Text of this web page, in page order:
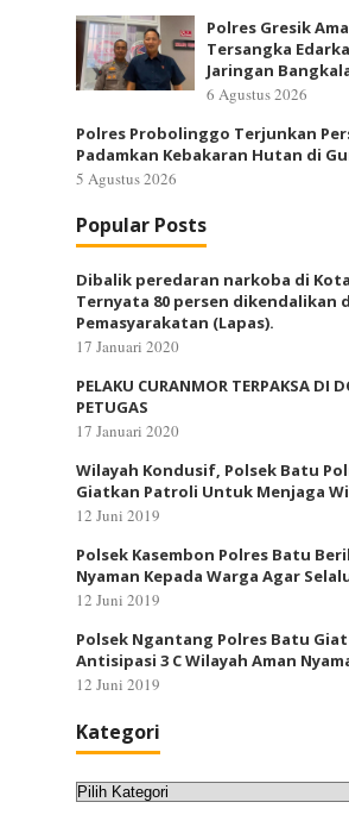
Polres Gresik
Tersangka
Jaringan
6 Agustus 2026
Polres Probolinggo Terjunkan
Padamkan Kebakaran Hutan di
5 Agustus 2026
Popular Posts
Dibalik peredaran narkoba di
Ternyata 80 persen dikendalikan
Pemasyarakatan (Lapas).
17 Januari 2020
PELAKU CURANMOR TERPAKSA DI
PETUGAS
17 Januari 2020
Wilayah Kondusif, Polsek Batu
Giatkan Patroli Untuk Menjaga
12 Juni 2019
Polsek Kasembon Polres Batu
Nyaman Kepada Warga Agar
12 Juni 2019
Polsek Ngantang Polres Batu
Antisipasi 3 C Wilayah Aman
12 Juni 2019
Kategori
Kategori